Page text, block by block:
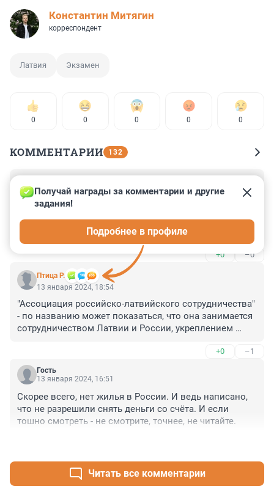
Константин Митягин
корреспондент
Латвия Экзамен
0 0 0 0 0
КОММЕНТАРИИ 132
13 января 2024, 19:46
с 1991 года не соизволил выучить минимум фраз для
сдачи теста на языык государства проживания
получил гражданство иностранного государства
иноагентничал больше 20 лет
+0 –0
Птица Р.
Получай награды за комментарии и другие
задания!
Подробнее в профиле
13 января 2024, 18:54
"Ассоциация российско-латвийского сотрудничества"
- по названию может показаться, что она занимается
сотрудничеством Латвии и России, укреплением
русскоязычным населением Латвии, это немного
другое.
+0 –1
Гость
13 января 2024, 16:51
Скорее всего, нет жилья в России. И ведь написано,
что не разрешили снять деньги со счёта. И если
тошно смотреть - не смотрите, точнее, не читайте.
Читать все комментарии